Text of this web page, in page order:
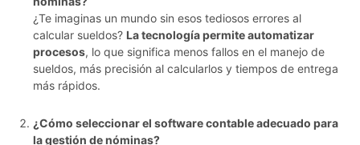
¿Te imaginas un mundo sin esos tediosos errores al
calcular sueldos? La tecnología permite automatizar
procesos, lo que significa menos fallos en el manejo de
sueldos, más precisión al calcularlos y tiempos de entrega
más rápidos.
¿Cómo seleccionar el software contable adecuado para
la gestión de nóminas?